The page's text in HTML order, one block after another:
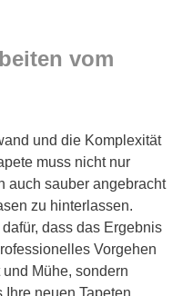
vom
und die Komplexität
muss nicht nur
auch sauber angebracht
zu hinterlassen.
dass das Ergebnis
Vorgehen
Mühe, sondern
neuen Tapeten